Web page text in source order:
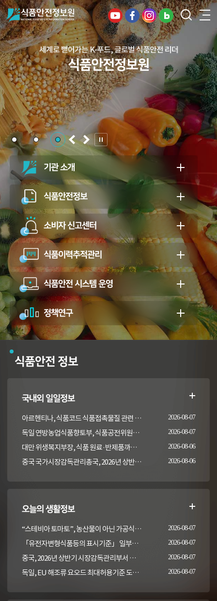
건강하고 안전한 식생활, 일상의 행복을
든든하게 지키는 식품안전 지킴이
식품안전정보원
세계로 뻗어가는 K-푸드, 글로벌 식품안전 리더
식품안전정보원
디지털 혁신으로 여는 안전한 식품, 건강한 미래
식품안전정보원
기관 소개
식품안전정보
소비자 신고센터
식품이력추적관리
식품안전 시스템 운영
정책연구
식품안전 정보
국내외 일일정보
아르헨티나, 식품코드 식품접촉물질 관련 일부 조항 개정 2026-08-07
독일 연방농업식품향토부, 식품공전위원회의 갑각류 및 연체류 지침 개정 채택 고시 2026-08-07
대만 위생복지부장, 식품 원료·반제품까지 이상 통보 의무 확대 추진 2026-08-06
중국 국가시장감독관리총국, 2026년 상반기 시장감독관리부서 식품안전 감독 샘플검사 현황 통보 2026-08-06
오늘의 생활정보
“스테비아 토마토”, 농산물이 아닌 가공식품입니다 2026-08-07
「유전자변형식품등의 표시기준」 일부개정고시(안) 행정예고(식품의약품안전처 공고 제2026-389호, 2026. 8. 5.) 2026-08-07
중국, 2026년 상반기 시장감독관리부서 식품안전 감독 샘플검사 현황 통보 2026-08-07
독일, EU 해조류 요오드 최대허용기준 도입안 평가... 요오드 함량 표시 및 경고문 권고 2026-08-07